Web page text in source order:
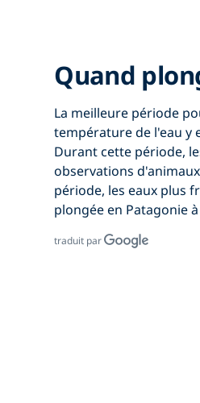
Quand
La meilleure période
température de l'eau y
Durant cette période,
observations
période, les eaux plus
plongée en Patagonie
traduit par